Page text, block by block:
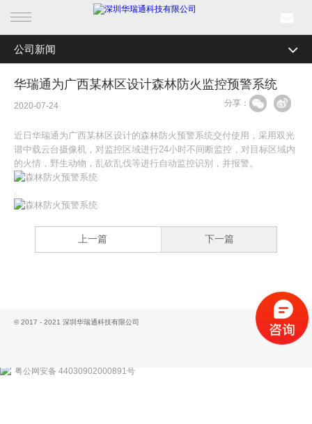
首页
产品中心
解决方案
新闻中心
公司新闻
全部分类
公司新闻
行业资讯
媒体关注
最新活动
华瑞通为广西某林区设计森林防火监控预警系统
2020-07-24 分享：
近日华瑞通为广西某林区设计的森林防火预警系统交付使用，采用双光
谱中载云台摄像机，对监控区域进行24小时不间断监控，对目标区域内
的火情，野生动物，乱砍乱伐等进行自动监控识别，并报警。
.
上一篇 下一篇
© 2017 - 2021 深圳华瑞通科技有限公司
粤公网安备 44030902000891号